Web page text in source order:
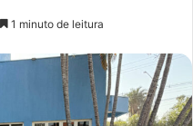
1 minuto de leitura